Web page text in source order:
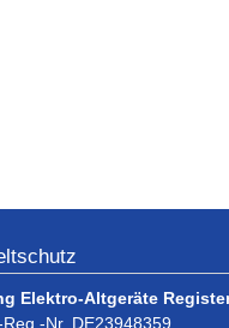
Elektro-Altgeräte
Reg.-Nr. DE23948359